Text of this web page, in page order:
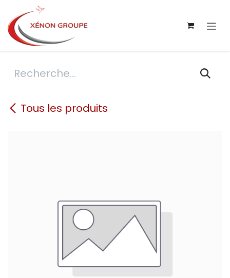
Se rendre au contenu
Tous les produits